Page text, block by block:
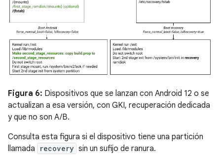
Figura 6: Dispositivos que se lanzan con Android 12 o se
actualizan a esa versión, con GKI, recuperación dedicada
y que no son A/B.
Consulta esta figura si el dispositivo tiene una partición
llamada
recovery sin un sufijo de ranura.